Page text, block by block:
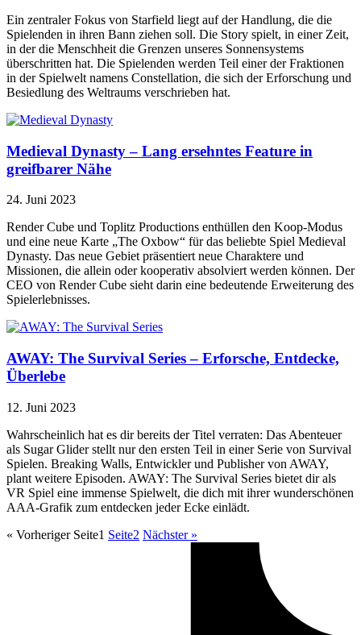
Ein zentraler Fokus von Starfield liegt auf der Handlung, die die
Spielenden in ihren Bann ziehen soll. Die Story spielt, in einer Zeit,
in der die Menschheit die Grenzen unseres Sonnensystems
überschritten hat. Die Spielenden werden Teil einer der Fraktionen
in der Spielwelt namens Constellation, die sich der Erforschung und
Besiedlung des Weltraums verschrieben hat.
Medieval Dynasty – Lang ersehntes Feature in
greifbarer Nähe
24. Juni 2023
Render Cube und Toplitz Productions enthüllen den Koop-Modus
und eine neue Karte „The Oxbow“ für das beliebte Spiel Medieval
Dynasty. Das neue Gebiet präsentiert neue Charaktere und
Missionen, die allein oder kooperativ absolviert werden können. Der
CEO von Render Cube sieht darin eine bedeutende Erweiterung des
Spielerlebnisses.
AWAY: The Survival Series – Erforsche, Entdecke,
Überlebe
12. Juni 2023
Wahrscheinlich hat es dir bereits der Titel verraten: Das Abenteuer
als Sugar Glider stellt nur den ersten Teil in einer Serie von Survival
Spielen. Breaking Walls, Entwickler und Publisher von AWAY,
plant weitere Episoden. AWAY: The Survival Series bietet dir als
VR Spiel eine immense Spielwelt, die dich mit ihrer wunderschönen
AAA-Grafik zum entdecken jeder Ecke einlädt.
« Vorheriger Seite1 Seite2 Nächster »